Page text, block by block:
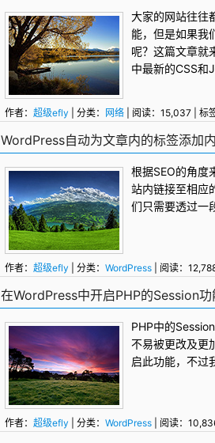
大家的网站往往
能，但是如果我
呢？这篇文章就
中最新的CSS和
作者： 超级efly | 分类： 网络 | 阅读：15,037 | 标签
WordPress自动为文章内的标签添加
根据SEO的角度
站内链接至相应
们只需要透过一
作者： 超级efly | 分类： WordPress | 阅读：
在WordPress中开启PHP的Session功
PHP中的Session
不易被更改及更
启此功能，不过
作者： 超级efly | 分类： WordPress | 阅读：